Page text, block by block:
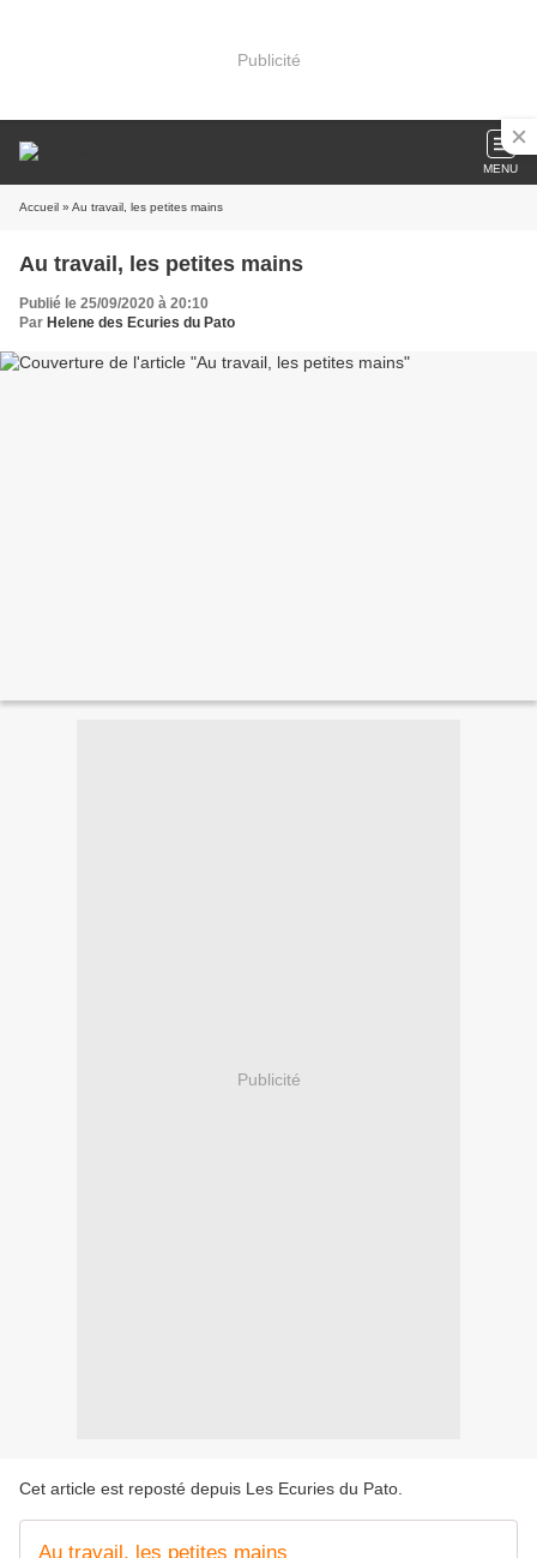
Publicité
MENU
Accueil » Au travail, les petites mains
Au travail, les petites mains
Publié le 25/09/2020 à 20:10
Par Helene des Ecuries du Pato
Publicité
Cet article est reposté depuis Les Ecuries du Pato
Au travail, les petites mains